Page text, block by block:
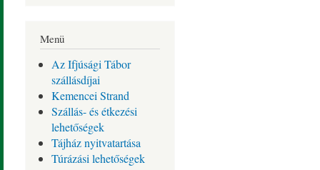
Menü
Az Ifjúsági Tábor
szállásdíjai
Kemencei Strand
Szállás- és étkezési
lehetőségek
Tájház nyitvatartása
Túrázási lehetőségek